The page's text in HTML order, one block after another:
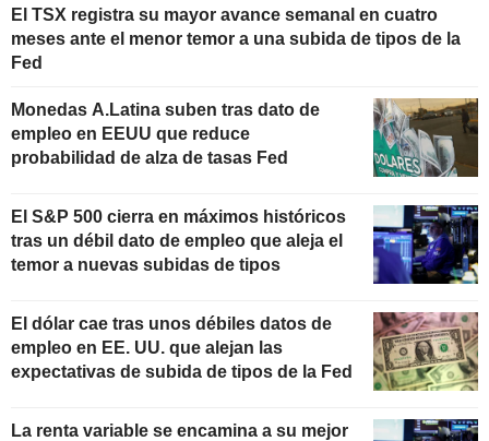
El TSX registra su mayor avance semanal en cuatro
meses ante el menor temor a una subida de tipos de la
Fed
Monedas A.Latina suben tras dato de
empleo en EEUU que reduce
probabilidad de alza de tasas Fed
El S&P 500 cierra en máximos históricos
tras un débil dato de empleo que aleja el
temor a nuevas subidas de tipos
El dólar cae tras unos débiles datos de
empleo en EE. UU. que alejan las
expectativas de subida de tipos de la Fed
La renta variable se encamina a su mejor